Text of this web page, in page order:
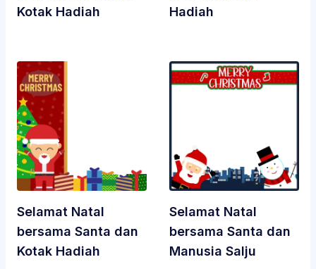
Kotak Hadiah
Hadiah
Selamat Natal
bersama Santa dan
Kotak Hadiah
Selamat Natal
bersama Santa dan
Manusia Salju